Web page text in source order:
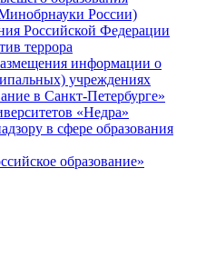
России)
Российской Федерации
террора
информации о
учреждениях
в Санкт-Петербурге»
«Недра»
в сфере образования
образование»